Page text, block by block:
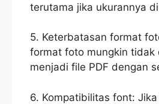
terutama jika ukurannya
5. Keterbatasan format
format foto mungkin tidak
menjadi file PDF dengan
6. Kompatibilitas font: Jika